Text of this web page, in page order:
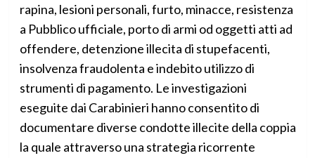
rapina, lesioni personali, furto, minacce, resistenza
a Pubblico ufficiale, porto di armi od oggetti atti ad
offendere, detenzione illecita di stupefacenti,
insolvenza fraudolenta e indebito utilizzo di
strumenti di pagamento. Le investigazioni
eseguite dai Carabinieri hanno consentito di
documentare diverse condotte illecite della coppia
la quale attraverso una strategia ricorrente